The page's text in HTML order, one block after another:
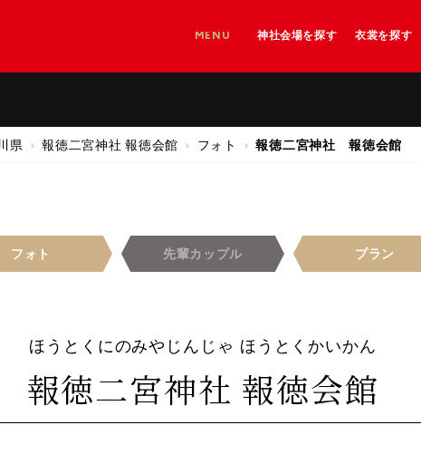
MENU 神社会場を探す 衣裳を探す
県 報徳二宮神社 報徳会館 フォト 報徳二宮神社 報徳会館
フォト 先輩カップル プラン
ほうとくにのみやじんじゃ ほうとくかいかん
報徳二宮神社 報徳会館